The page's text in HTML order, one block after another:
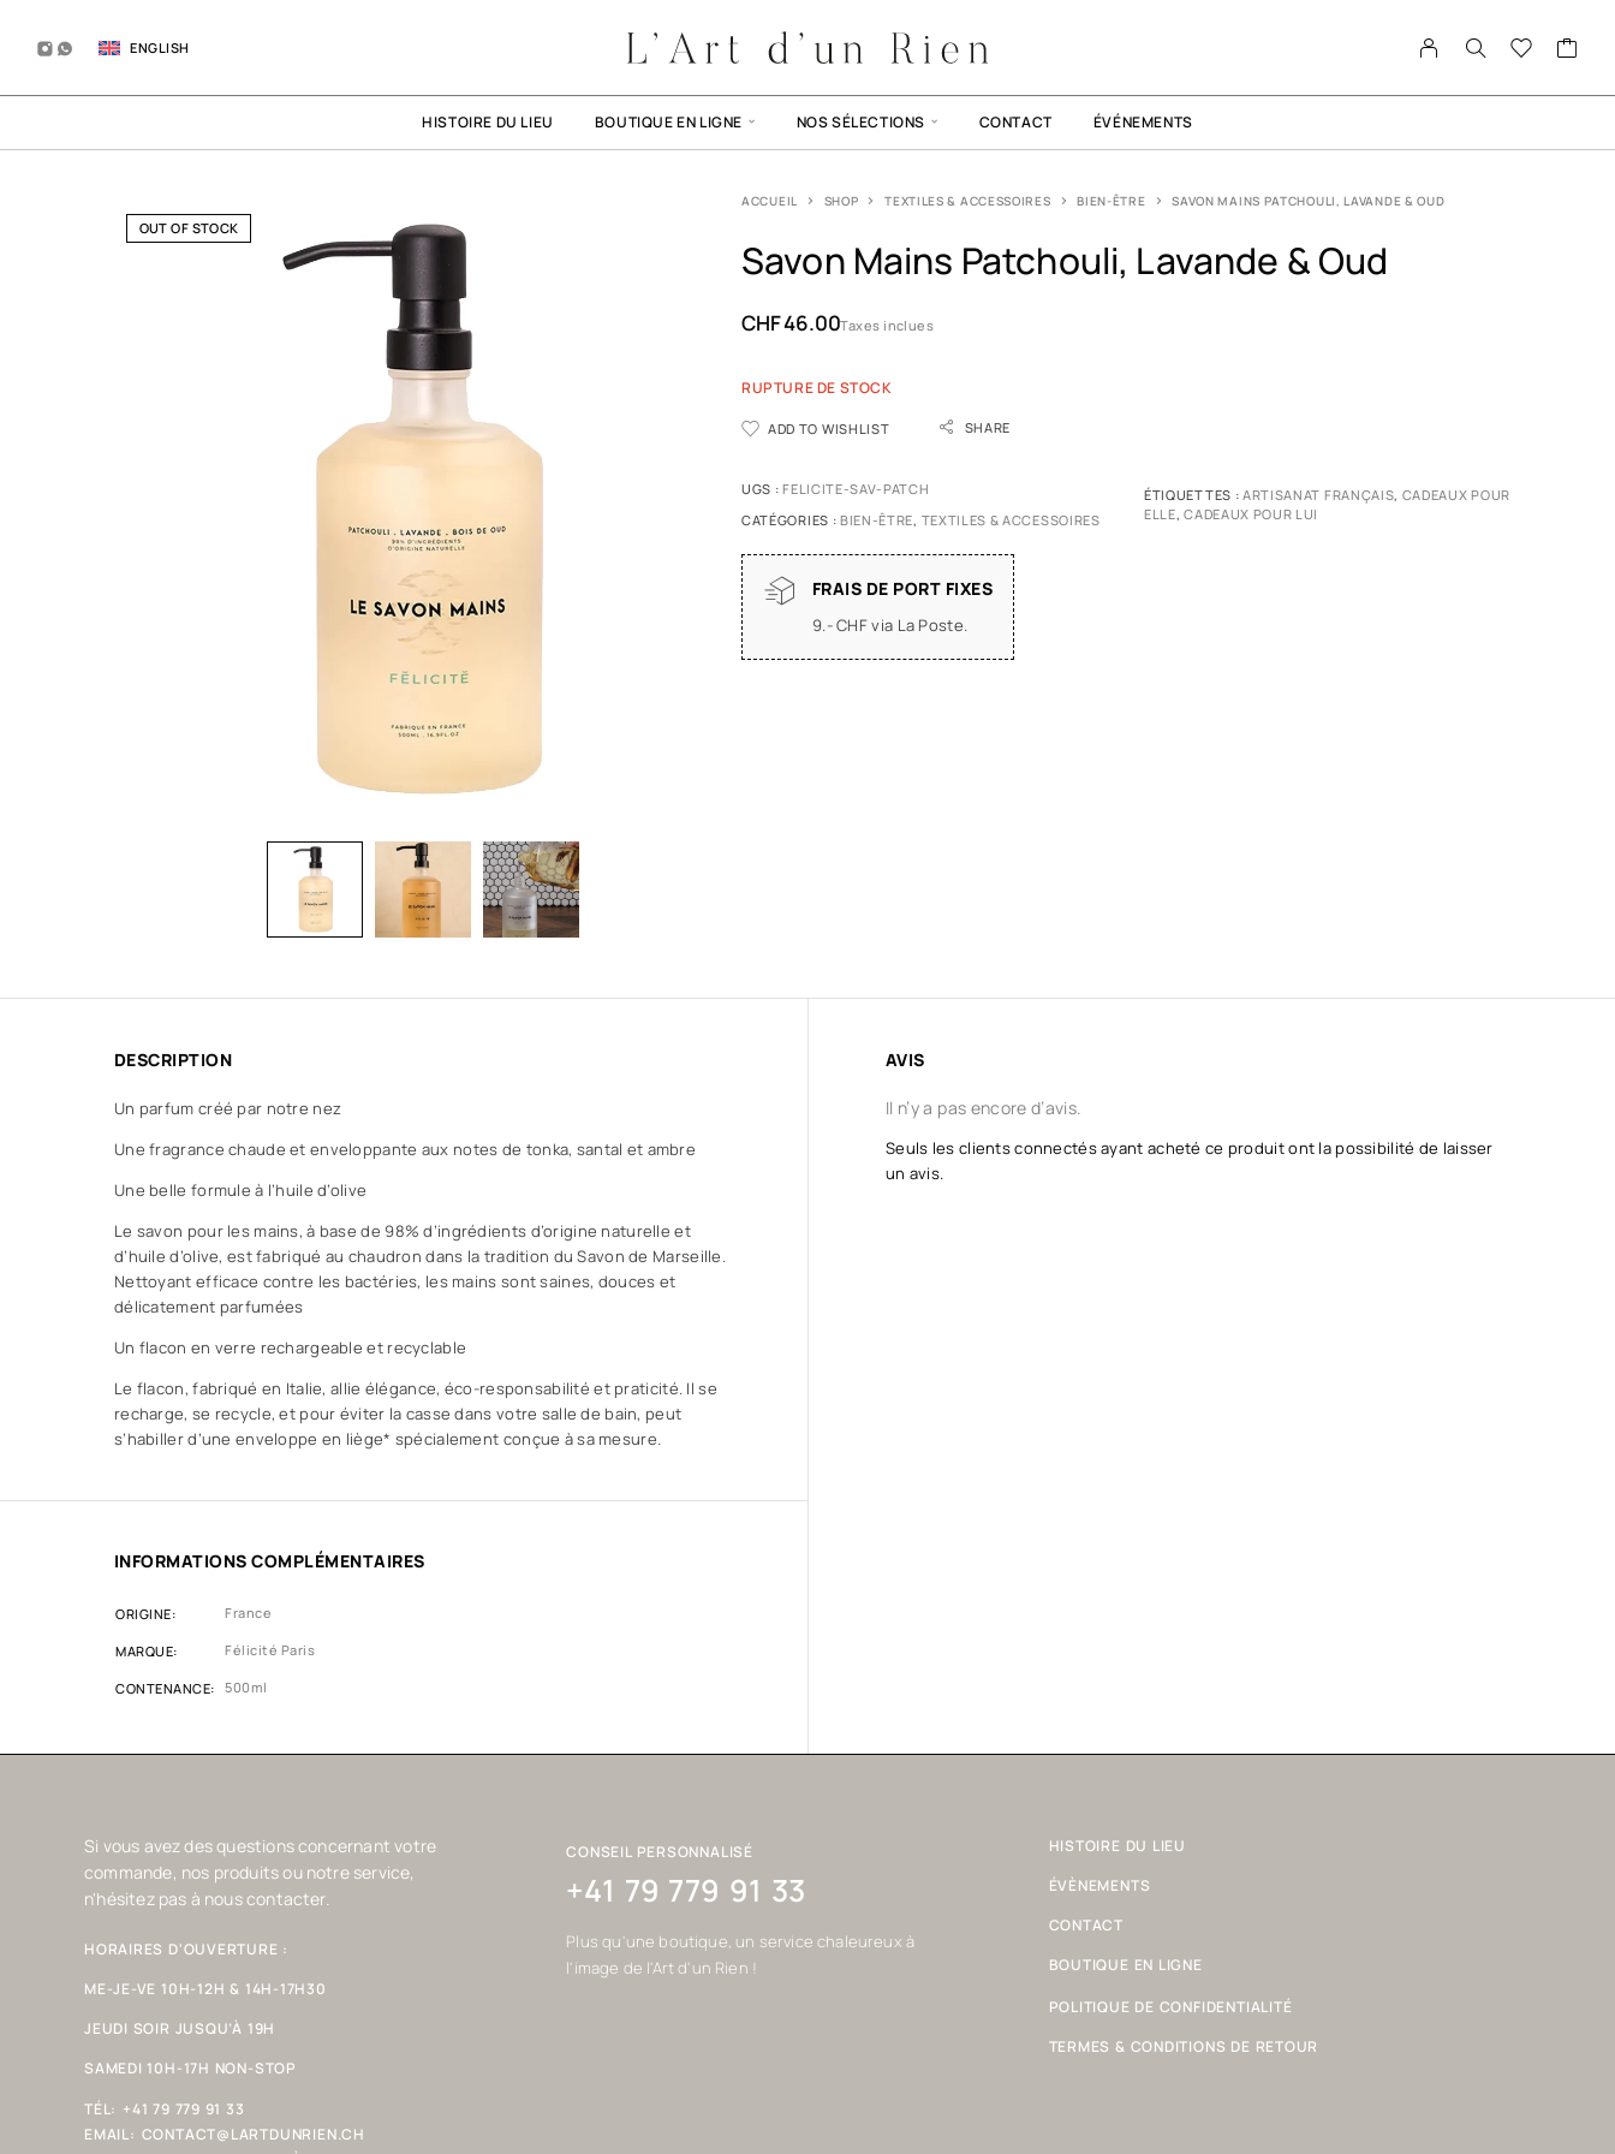
ENGLISH
HISTOIRE DU LIEU BOUTIQUE EN LIGNE NOS SÉLECTIONS CONTACT ÉVÉNEMENTS
OUT OF STOCK
ACCUEIL SHOP TEXTILES & ACCESSOIRES BIEN-ÊTRE SAVON MAINS PATCHOULI, LAVANDE & OUD
Savon Mains Patchouli, Lavande & Oud
CHF46.00Taxes inclues
RUPTURE DE STOCK
ADD TO WISHLIST SHARE
UGS :FELICITE-SAV-PATCH
CATÉGORIES : BIEN-ÊTRE, TEXTILES & ACCESSOIRES
ÉTIQUETTES : ARTISANAT FRANÇAIS, CADEAUX POUR
ELLE,CADEAUX POUR LUI
FRAIS DE PORT FIXES
9.- CHF via La Poste.
DESCRIPTION
Un parfum créé par notre nez
Une fragrance chaude et enveloppante aux notes de tonka, santal et ambre
Une belle formule à l’huile d’olive
Le savon pour les mains, à base de 98% d’ingrédients d’origine naturelle et
d’huile d’olive, est fabriqué au chaudron dans la tradition du Savon de Marseille.
Nettoyant efficace contre les bactéries, les mains sont saines, douces et
délicatement parfumées
Un flacon en verre rechargeable et recyclable
Le flacon, fabriqué en Italie, allie élégance, éco-responsabilité et praticité. Il se
recharge, se recycle, et pour éviter la casse dans votre salle de bain, peut
s’habiller d’une enveloppe en liège* spécialement conçue à sa mesure.
INFORMATIONS COMPLÉMENTAIRES
ORIGINE France
MARQUE Félicité Paris
CONTENANCE 500ml
AVIS
Il n’y a pas encore d’avis.
Seuls les clients connectés ayant acheté ce produit ont la possibilité de laisser
un avis.
Si vous avez des questions concernant votre
commande, nos produits ou notre service,
n'hésitez pas à nous contacter.
HORAIRES D'OUVERTURE :
ME-JE-VE 10H-12H & 14H-17H30
JEUDI SOIR JUSQU’À 19H
SAMEDI 10H-17H NON-STOP
TÉL: +41 79 779 91 33
EMAIL: CONTACT@LARTDUNRIEN.CH
CONSEIL PERSONNALISÉ
+41 79 779 91 33
Plus qu'une boutique, un service chaleureux à
l'image de l'Art d'un Rien !
HISTOIRE DU LIEU
ÉVÈNEMENTS
CONTACT
BOUTIQUE EN LIGNE
POLITIQUE DE CONFIDENTIALITÉ
TERMES & CONDITIONS DE RETOUR